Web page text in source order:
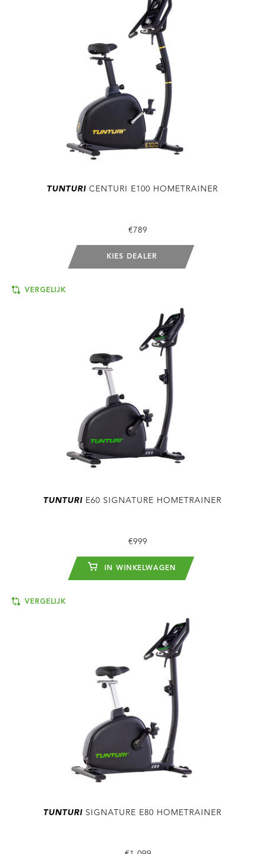
TUNTURICENTURI E100 HOMETRAINER
€789
KIES DEALER
VERGELIJK
TUNTURIE60 SIGNATURE HOMETRAINER
€999
IN WINKELWAGEN
VERGELIJK
TUNTURISIGNATURE E80 HOMETRAINER